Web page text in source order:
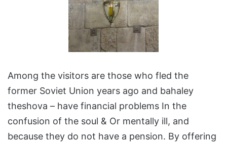
Among the visitors are those who fled the
former Soviet Union years ago and bahaley
theshova – have financial problems In the
confusion of the soul & Or mentally ill, and
because they do not have a pension. By offering